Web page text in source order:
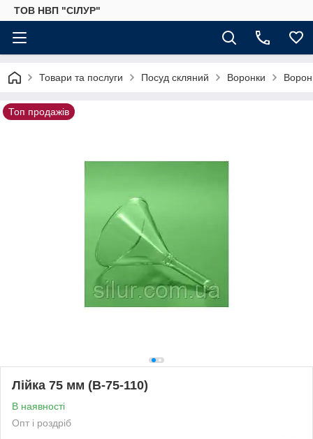
ТОВ НВП "СІЛУР"
Товари та послуги Посуд скляний Воронки
Топ продажів
Лійка 75 мм (В-75-110)
В наявності
Опт і роздріб